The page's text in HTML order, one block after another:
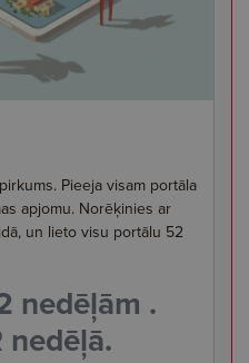
Pieeja visam portāla
apjomu. Norēķinies ar
un lieto visu portālu 52
nedēļām .
nedēļā.